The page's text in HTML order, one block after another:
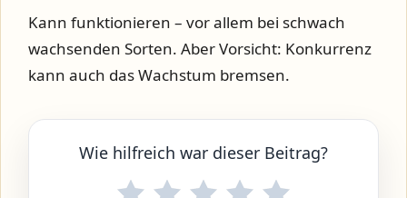
Kann funktionieren – vor allem bei schwach
wachsenden Sorten. Aber Vorsicht: Konkurrenz
kann auch das Wachstum bremsen.
Wie hilfreich war dieser Beitrag?